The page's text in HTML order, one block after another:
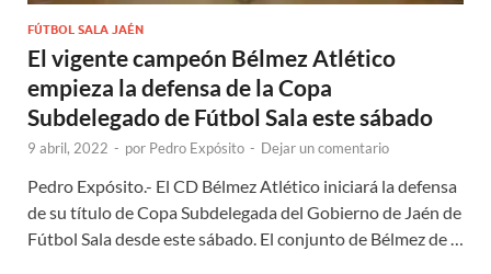
FÚTBOL SALA JAÉN
El vigente campeón Bélmez Atlético
empieza la defensa de la Copa
Subdelegado de Fútbol Sala este sábado
9 abril, 2022 - por Pedro Expósito - Dejar un comentario
Pedro Expósito.- El CD Bélmez Atlético iniciará la defensa
de su título de Copa Subdelegada del Gobierno de Jaén de
Fútbol Sala desde este sábado. El conjunto de Bélmez de …